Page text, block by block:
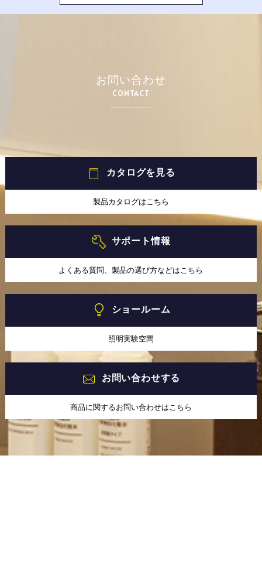
お問い合わせ
CONTACT
カタログを見る
製品カタログはこちら
サポート情報
よくある質問、製品の選び方などはこちら
ショールーム
照明実験空間
お問い合わせする
商品に関するお問い合わせはこちら